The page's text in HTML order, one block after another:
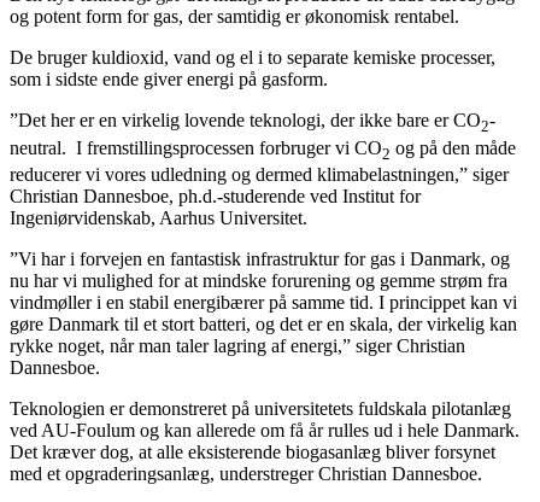
og potent form for gas, der samtidig er økonomisk rentabel.
De bruger kuldioxid, vand og el i to separate kemiske processer,
som i sidste ende giver energi på gasform.
”Det her er en virkelig lovende teknologi, der ikke bare er CO2-
neutral. I fremstillingsprocessen forbruger vi CO2 og på den måde
reducerer vi vores udledning og dermed klimabelastningen,” siger
Christian Dannesboe, ph.d.-studerende ved Institut for
Ingeniørvidenskab, Aarhus Universitet.
”Vi har i forvejen en fantastisk infrastruktur for gas i Danmark, og
nu har vi mulighed for at mindske forurening og gemme strøm fra
vindmøller i en stabil energibærer på samme tid. I princippet kan vi
gøre Danmark til et stort batteri, og det er en skala, der virkelig kan
rykke noget, når man taler lagring af energi,” siger Christian
Dannesboe.
Teknologien er demonstreret på universitetets fuldskala pilotanlæg
ved AU-Foulum og kan allerede om få år rulles ud i hele Danmark.
Det kræver dog, at alle eksisterende biogasanlæg bliver forsynet
med et opgraderingsanlæg, understreger Christian Dannesboe.